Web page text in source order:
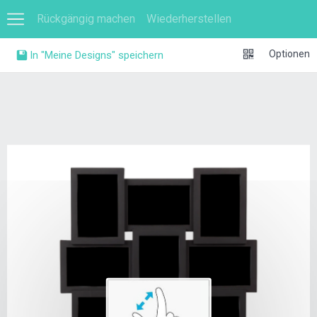
Rückgängig machen Wiederherstellen
In "Meine Designs" speichern Optionen